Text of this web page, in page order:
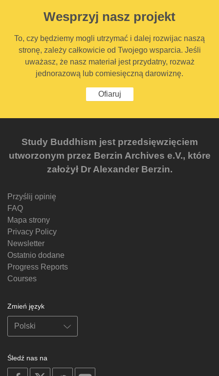
Wesprzyj nasz projekt
To, czy będziemy mogli utrzymać i dalej rozwijac naszą
stronę, zależy całkowicie od Twojego wsparcia. Jeśli
uważasz, że nasz materiał jest przydatny, rozważ
jednorazową lub comiesięczną darowiznę.
Ofiaruj
Study Buddhism jest przedsięwzięciem
utworzonym przez Berzin Archives e.V., które
założył Dr Alexander Berzin.
Przyślij opinię
FAQ
Mapa strony
Privacy Policy
Newsletter
Ostatnio dodane
Progress Reports
Courses
Zmień język
Śledź nas na
on